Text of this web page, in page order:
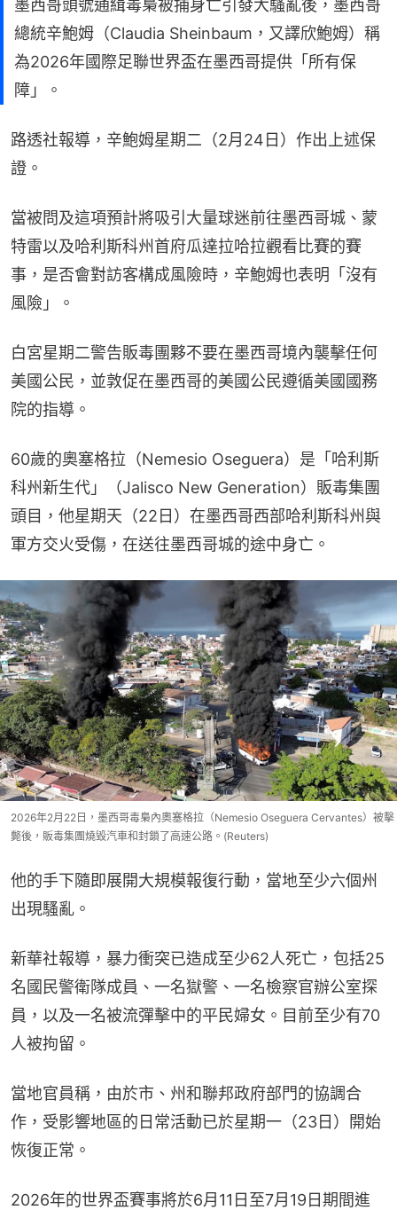
墨西哥頭號通緝毒梟被捕身亡引發大騷亂後，墨西哥
總統辛鮑姆（Claudia Sheinbaum，又譯欣鮑姆）稱
為2026年國際足聯世界盃在墨西哥提供「所有保
障」。
路透社報導，辛鮑姆星期二（2月24日）作出上述保
證。
當被問及這項預計將吸引大量球迷前往墨西哥城、蒙
特雷以及哈利斯科州首府瓜達拉哈拉觀看比賽的賽
事，是否會對訪客構成風險時，辛鮑姆也表明「沒有
風險」。
白宮星期二警告販毒團夥不要在墨西哥境內襲擊任何
美國公民，並敦促在墨西哥的美國公民遵循美國國務
院的指導。
60歲的奧塞格拉（Nemesio Oseguera）是「哈利斯
科州新生代」（Jalisco New Generation）販毒集團
頭目，他星期天（22日）在墨西哥西部哈利斯科州與
軍方交火受傷，在送往墨西哥城的途中身亡。
2026年2月22日，墨西哥毒梟內奧塞格拉（Nemesio Oseguera Cervantes）被擊
斃後，販毒集團燒毀汽車和封鎖了高速公路。(Reuters)
他的手下隨即展開大規模報復行動，當地至少六個州
出現騷亂。
新華社報導，暴力衝突已造成至少62人死亡，包括25
名國民警衛隊成員、一名獄警、一名檢察官辦公室探
員，以及一名被流彈擊中的平民婦女。目前至少有70
人被拘留。
當地官員稱，由於市、州和聯邦政府部門的協調合
作，受影響地區的日常活動已於星期一（23日）開始
恢復正常。
2026年的世界盃賽事將於6月11日至7月19日期間進